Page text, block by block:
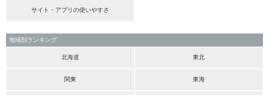
サイト・アプリの使いやすさ
地域別ランキング
北海道 東北
関東 東海